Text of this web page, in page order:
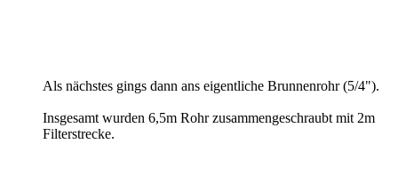
Als nächstes gings dann ans eigentliche Brunnenrohr (5/4").
Insgesamt wurden 6,5m Rohr zusammengeschraubt mit 2m
Filterstrecke.